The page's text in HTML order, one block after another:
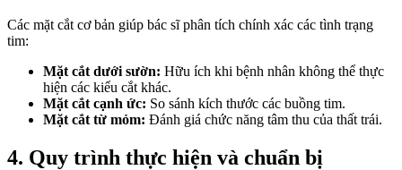
Các mặt cắt cơ bản giúp bác sĩ phân tích chính xác các tình trạng
tim:
Mặt cắt dưới sườn: Hữu ích khi bệnh nhân không thể thực
hiện các kiểu cắt khác.
Mặt cắt cạnh ức: So sánh kích thước các buồng tim.
Mặt cắt từ mỏm: Đánh giá chức năng tâm thu của thất trái.
4. Quy trình thực hiện và chuẩn bị